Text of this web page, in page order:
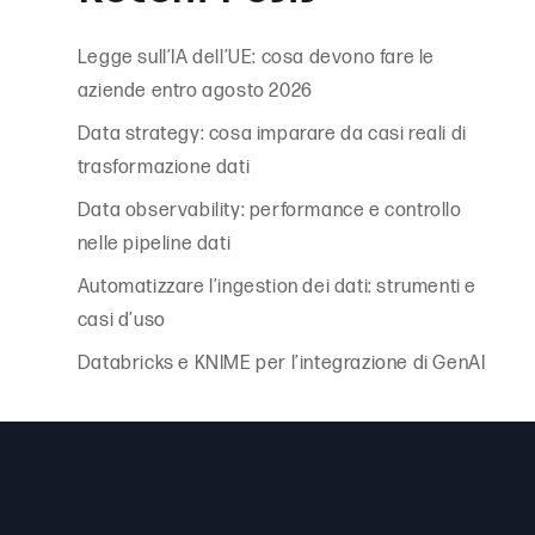
Legge sull’IA dell’UE: cosa devono fare le
aziende entro agosto 2026
Data strategy: cosa imparare da casi reali di
trasformazione dati
Data observability: performance e controllo
nelle pipeline dati
Automatizzare l’ingestion dei dati: strumenti e
casi d’uso
Databricks e KNIME per l’integrazione di GenAI